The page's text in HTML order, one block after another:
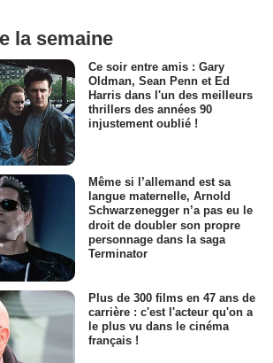
la semaine
Ce soir entre amis : Gary
Oldman, Sean Penn et Ed
Harris dans l'un des meilleurs
thrillers des années 90
injustement oublié !
Même si l’allemand est sa
langue maternelle, Arnold
Schwarzenegger n’a pas eu le
droit de doubler son propre
personnage dans la saga
Terminator
Plus de 300 films en 47 ans de
carrière : c'est l'acteur qu'on a
le plus vu dans le cinéma
français !